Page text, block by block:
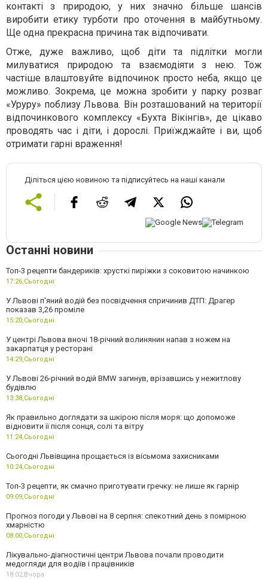
контакті з природою, у них значно більше шансів
виробити етику турботи про оточення в майбутньому.
Ще одна прекрасна причина так відпочивати.
Отже, дуже важливо, щоб діти та підлітки могли
милуватися природою та взаємодіяти з нею. Тож
частіше влаштовуйте відпочинок просто неба, якщо це
можливо. Зокрема, це можна зробити у парку розваг
«Уруру» поблизу Львова. Він розташований на території
відпочинкового комплексу «Бухта Вікінгів», де цікаво
проводять час і діти, і дорослі. Приїжджайте і ви, щоб
отримати гарні враження!
Діліться цією новиною та підписуйтесь на наші канали
Останні новини
Топ-3 рецепти бандериків: хрусткі пиріжки з соковитою начинкою
17:26, Сьогодні
У Львові п'яний водій без посвідчення спричинив ДТП: Драгер
показав 3,26 проміле
15:20, Сьогодні
У центрі Львова вночі 18-річний волинянин напав з ножем на
закарпатця у ресторані
14:29, Сьогодні
У Львові 26-річний водій BMW загинув, врізавшись у нежитлову
будівлю
13:38, Сьогодні
Як правильно доглядати за шкірою після моря: що допоможе
відновити її після сонця, солі та вітру
11:24, Сьогодні
Сьогодні Львівщина прощається із вісьмома захисниками
10:24, Сьогодні
Топ-3 рецепти, як смачно приготувати гречку: не лише як гарнір
09:09, Сьогодні
Прогноз погоди у Львові на 8 серпня: спекотний день з помірною
хмарністю
08:00, Сьогодні
Лікувально-діагностичні центри Львова почали проводити
медогляди для водіїв і працівників
18:02, Вчора